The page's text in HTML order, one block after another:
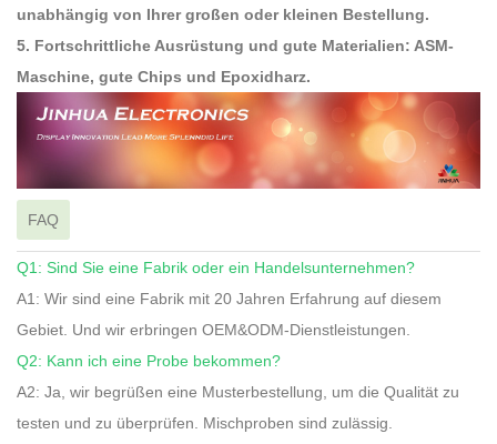
unabhängig von Ihrer großen oder kleinen Bestellung.
5. Fortschrittliche Ausrüstung und gute Materialien: ASM-
Maschine, gute Chips und Epoxidharz.
FAQ
Q1: Sind Sie eine Fabrik oder ein Handelsunternehmen?
A1: Wir sind eine Fabrik mit 20 Jahren Erfahrung auf diesem
Gebiet. Und wir erbringen OEM&ODM-Dienstleistungen.
Q2: Kann ich eine Probe bekommen?
A2: Ja, wir begrüßen eine Musterbestellung, um die Qualität zu
testen und zu überprüfen. Mischproben sind zulässig.